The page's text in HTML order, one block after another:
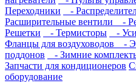
Переходники
-
Расширительные вентили
-
Решетки
- Термисторы -
Фланцы для воздуховодов
-
поддонов
- Зимние
Запчасти для кондиционеров
оборудование